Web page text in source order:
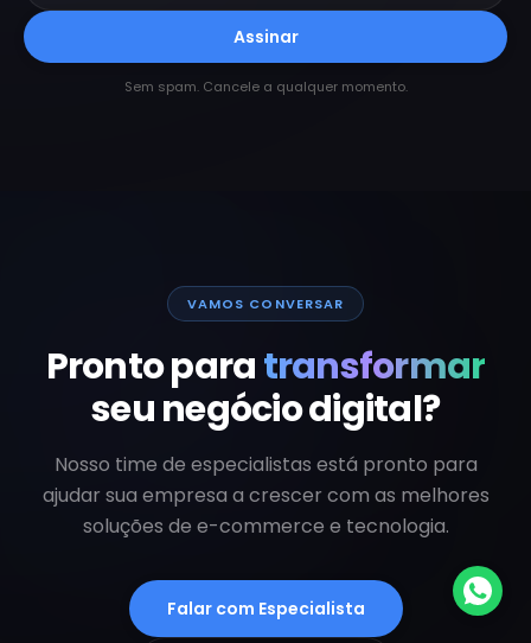
Assinar
Sem spam. Cancele a qualquer momento.
VAMOS CONVERSAR
Pronto paratransformar
seu negócio digital?
Nosso time de especialistas está pronto para
ajudar sua empresa a crescer com as melhores
soluções de e-commerce e tecnologia.
Falar com Especialista